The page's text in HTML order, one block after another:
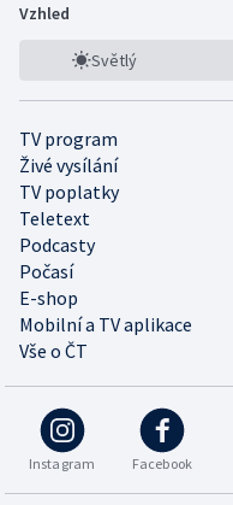
Vzhled
Světlý
TV program
Živé vysílání
TV poplatky
Teletext
Podcasty
Počasí
E-shop
Mobilní a TV aplikace
Vše o ČT
Instagram Facebook